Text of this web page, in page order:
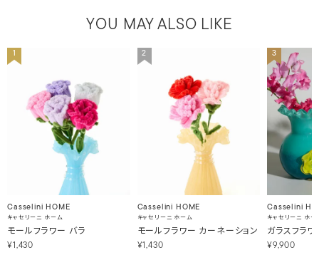
YOU MAY ALSO LIKE
1
Casselini HOME
キャセリーニ ホーム
モールフラワー バラ
¥1,430
2
Casselini HOME
キャセリーニ ホーム
モールフラワー カーネーション
¥1,430
3
Casselini
キャセリーニ ホー
ガラスフラ
¥9,900